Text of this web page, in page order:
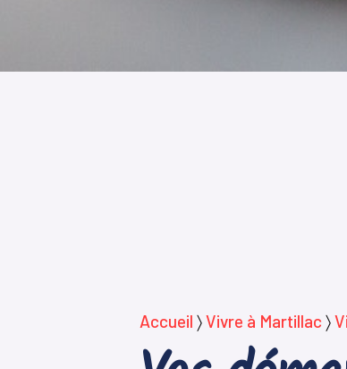
Accueil 〉Vivre à Martillac 〉